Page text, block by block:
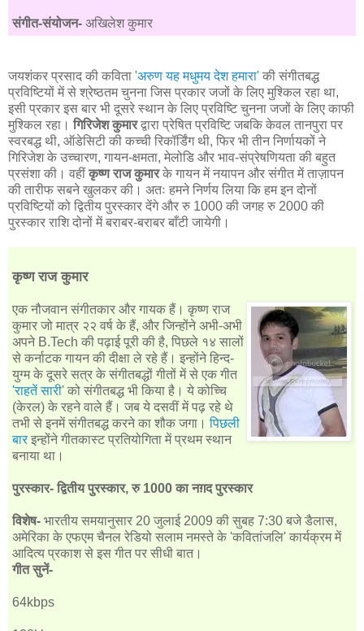
संगीत-संयोजन- अखिलेश कुमार
जयशंकर प्रसाद की कविता 'अरुण यह मधुमय देश हमारा' की संगीतबद्ध
प्रविष्टियों में से श्रेष्ठतम चुनना जिस प्रकार जजों के लिए मुश्किल रहा था,
इसी प्रकार इस बार भी दूसरे स्थान के लिए प्रविष्टि चुनना जजों के लिए काफी
मुश्किल रहा।गिरिजेश कुमारद्वारा प्रेषित प्रविष्टि जबकि केवल तानपुरा पर
स्वरबद्ध थी, ऑडेसिटी की कच्ची रिकॉर्डिंग थी, फिर भी तीन निर्णायकों ने
गिरिजेश के उच्चारण, गायन-क्षमता, मेलोडि और भाव-संप्रेषणियता की बहुत
प्रसंशा की। वहींकृष्ण राज कुमारके गायन में नयापन और संगीत में ताज़ापन
की तारीफ सबने खुलकर की। अतः हमने निर्णय लिया कि हम इन दोनों
प्रविष्टियों को द्वितीय पुरस्कार देंगे और रु 1000 की जगह रु 2000 की
पुरस्कार राशि दोनों में बराबर-बराबर बाँटी जायेगी।
कृष्ण राज कुमार
एक नौजवान संगीतकार और गायक हैं। कृष्ण राज
कुमार जो मात्र २२ वर्ष के हैं, और जिन्होंने अभी-अभी
अपने B.Tech की पढ़ाई पूरी की है, पिछले १४ सालों
से कर्नाटक गायन की दीक्षा ले रहे हैं। इन्होंने हिन्द-
युग्म के दूसरे सत्र के संगीतबद्धों गीतों में से एक गीत
'राहतें सारी' को संगीतबद्ध भी किया है। ये कोच्चि
(केरल) के रहने वाले हैं। जब ये दसवीं में पढ़ रहे थे
तभी से इनमें संगीतबद्ध करने का शौक जगा।पिछली
बार इन्होंने गीतकास्ट प्रतियोगिता में प्रथम स्थान
बनाया था।
पुरस्कार- द्वितीय पुरस्कार, रु 1000 का नग़द पुरस्कार
विशेष- भारतीय समयानुसार 20 जुलाई 2009 की सुबह 7:30 बजे डैलास,
अमेरिका के एफएम चैनल रेडियो सलाम नमस्ते के 'कवितांजलि' कार्यक्रम में
आदित्य प्रकाश से इस गीत पर सीधी बात।
गीत सुनें-
64kbps